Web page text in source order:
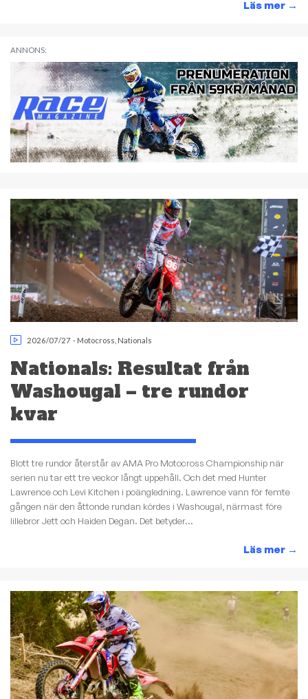
Läs mer →
ANNONS:
2026/07/27 - Motocross Nationals
Nationals: Resultat från
Washougal – tre rundor
kvar
Blott tre rundor återstår av AMA Pro Motocross Championship när
serien nu tar ett tre veckor långt uppehåll. Och det med Hunter
Lawrence och Levi Kitchen i poängledning. Lawrence vann för femte
gången när den åttonde rundan kördes i Washougal, närmast före
lillebror Jett och Haiden Degan. Det betyder...
Läs mer →